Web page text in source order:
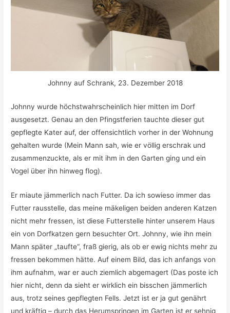
Johnny auf Schrank, 23. Dezember 2018
Johnny wurde höchstwahrscheinlich hier mitten im Dorf
ausgesetzt. Genau an den Pfingstferien tauchte dieser gut
gepflegte Kater auf, der offensichtlich vorher in der Wohnung
gehalten wurde (Mein Mann sah, wie er völlig erschrak und
zusammenzuckte, als er mit ihm in den Garten ging und ein
Vogel über ihn hinweg flog).
Er miaute jämmerlich nach Futter. Da ich sowieso immer das
Futter rausstelle, das meine mäkeligen beiden anderen Katzen
nicht mehr fressen, ist diese Futterstelle hinter unserem Haus
ein von Dorfkatzen gern besuchter Ort. Johnny, wie ihn mein
Mann später „taufte“, fraß gierig, als ob er ewig nichts mehr zu
fressen bekommen hätte. Auf einem Bild, das ich anfangs von
ihm aufnahm, war er auch ziemlich abgemagert (Das poste ich
hier nicht, denn da sieht er wirklich ein bisschen jämmerlich
aus, trotz seines gepflegten Fells. Jetzt ist er ja gut genährt
und kräftig – durch das Herumspringen im Garten ist er sehnig